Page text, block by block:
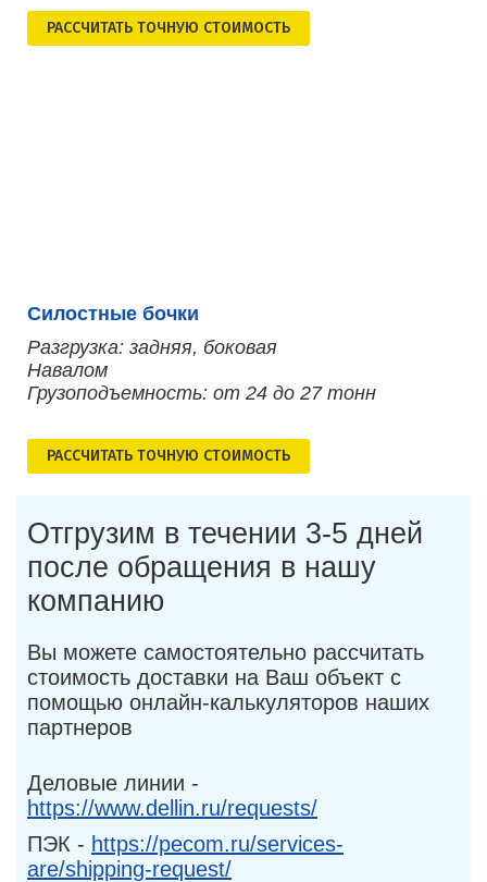
РАСCЧИТАТЬ ТОЧНУЮ СТОИМОСТЬ
Силостные бочки
Разгрузка: задняя, боковая
Навалом
Грузоподъемность: от 24 до 27 тонн
РАСCЧИТАТЬ ТОЧНУЮ СТОИМОСТЬ
Отгрузим в течении 3-5 дней
после обращения в нашу
компанию
Вы можете самостоятельно рассчитать
стоимость доставки на Ваш объект с
помощью онлайн-калькуляторов наших
партнеров
Деловые линии -
https://www.dellin.ru/requests/
ПЭК - https://pecom.ru/services-
are/shipping-request/